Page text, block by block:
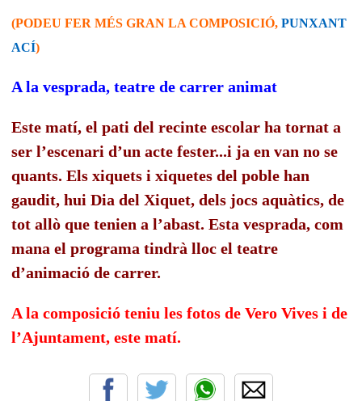
(PODEU FER MÉS GRAN LA COMPOSICIÓ, PUNXANT
ACÍ)
A la vesprada, teatre de carrer animat
Este matí, el pati del recinte escolar ha tornat a
ser l’escenari d’un acte fester...i ja en van no se
quants. Els xiquets i xiquetes del poble han
gaudit, hui Dia del Xiquet, dels jocs aquàtics, de
tot allò que tenien a l’abast. Esta vesprada, com
mana el programa tindrà lloc el teatre
d’animació de carrer.
A la composició teniu les fotos de Vero Vives i de
l’Ajuntament, este matí.